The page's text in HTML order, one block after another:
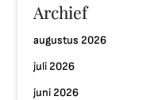
Archief
augustus 2026
juli 2026
juni 2026